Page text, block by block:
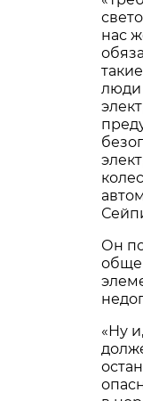
нас
люди
Он
«Ну